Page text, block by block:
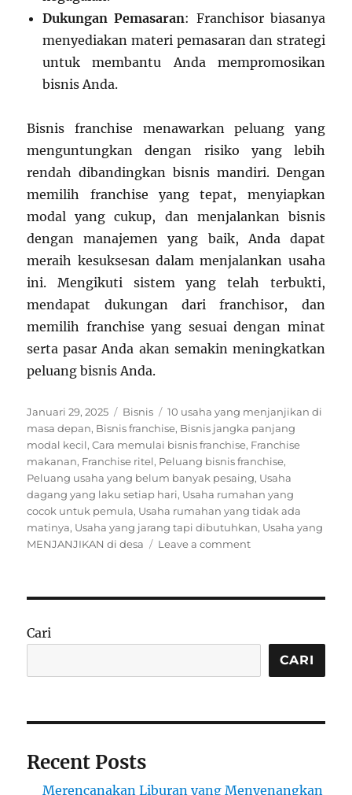
Dukungan Pemasaran: Franchisor biasanya
menyediakan materi pemasaran dan strategi
untuk membantu Anda mempromosikan
bisnis Anda.
Bisnis franchise menawarkan peluang yang
menguntungkan dengan risiko yang lebih
rendah dibandingkan bisnis mandiri. Dengan
memilih franchise yang tepat, menyiapkan
modal yang cukup, dan menjalankan bisnis
dengan manajemen yang baik, Anda dapat
meraih kesuksesan dalam menjalankan usaha
ini. Mengikuti sistem yang telah terbukti,
mendapat dukungan dari franchisor, dan
memilih franchise yang sesuai dengan minat
serta pasar Anda akan semakin meningkatkan
peluang bisnis Anda.
Posted
on
Januari 29, 2025 Categories
Bisnis Tags
10 usaha yang menjanjikan di
masa depan, Bisnis franchise, Bisnis jangka panjang
modal kecil,Cara memulai bisnis franchise, Franchise
makanan, Franchise ritel, Peluang bisnis franchise,
Peluang usaha yang belum banyak pesaing, Usaha
dagang yang laku setiap hari, Usaha rumahan yang
cocok untuk pemula, Usaha rumahan yang tidak ada
matinya, Usaha yang jarang tapi dibutuhkan, Usaha yang
MENJANJIKAN di desa
Leave a commenton
dan
Memulainya
Cari
CARI
Recent Posts
Merencanakan Liburan yang Menyenangkan